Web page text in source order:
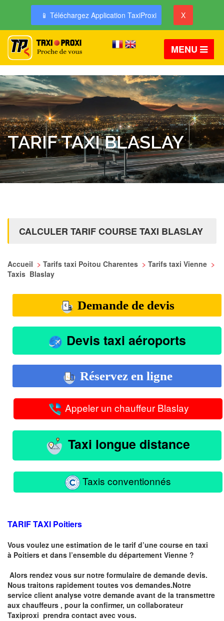
📱 Téléchargez Application TaxiProxi X
MENU
TARIF TAXI BLASLAY
CALCULER TARIF COURSE TAXI BLASLAY
Accueil > Tarifs taxi Poitou Charentes > Tarifs taxi Vienne >
Taxis Blaslay
Demande de devis
Devis taxi aéroports
Réservez en ligne
Appeler un chauffeur Blaslay
Taxi longue distance
Taxis conventionnés
TARIF TAXI Poitiers
Vous voulez une estimation de le tarif d’une course en taxi
à Poitiers et dans l’ensemble du département Vienne ?
Alors rendez vous sur notre formulaire de demande devis.
Nous traitons rapidement toutes vos demandes.Notre
service client analyse votre demande avant de la transmettre
aux chauffeurs , pour la confirmer, un collaborateur
Taxiproxi prendra contact avec vous.